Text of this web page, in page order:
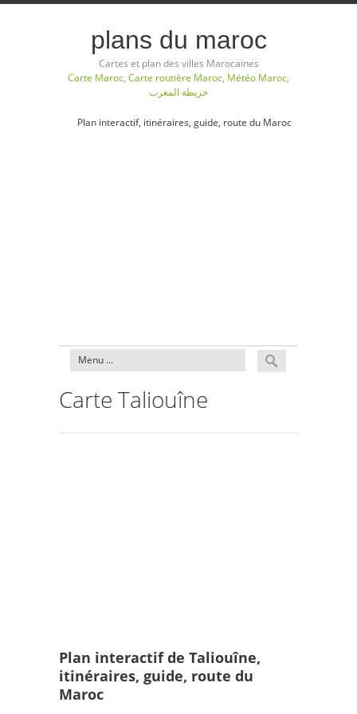
plans du maroc
Cartes et plan des villes Marocaines
Carte Maroc, Carte routière Maroc, Météo Maroc,
خريطة المغرب
Plan interactif, itinéraires, guide, route du Maroc
Carte Taliouîne
Plan interactif de Taliouîne,
itinéraires, guide, route du
Maroc